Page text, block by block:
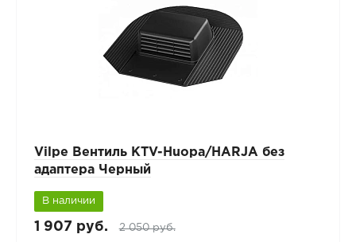
Vilpe Вентиль КТV-Huopa/HARJA без
адаптера Черный
В наличии
1 907 руб. 2 050 руб.